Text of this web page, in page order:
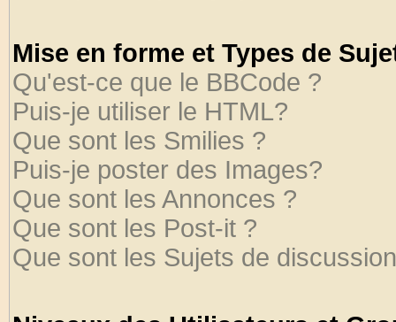
Mise en forme et Types de
Qu'est-ce que le BBCode ?
Puis-je utiliser le HTML?
Que sont les Smilies ?
Puis-je poster des Images?
Que sont les Annonces ?
Que sont les Post-it ?
Que sont les Sujets de